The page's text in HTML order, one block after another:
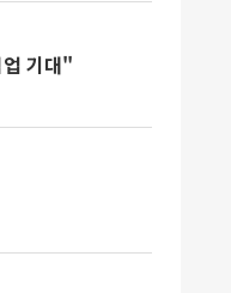
기대"